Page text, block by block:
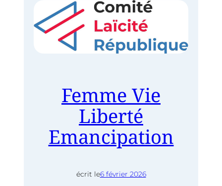
Femme Vie
Liberté
Emancipation
écrit le6 février 2026